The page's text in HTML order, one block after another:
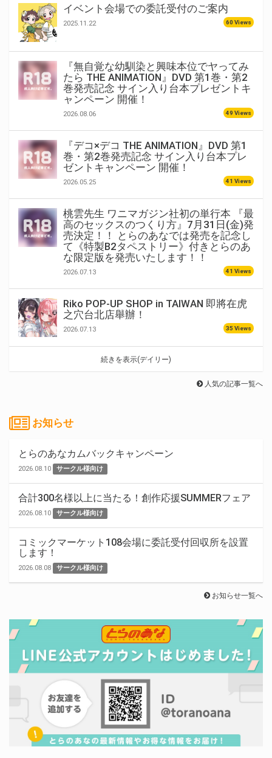
イベント会場での委託受付のご案内
2025.11.22 60 Views
『無自覚な幼馴染と興味本位でヤってみ
たら THE ANIMATION』DVD 第1巻・第2
巻発売記念 サイン入り台本プレゼントキ
ャンペーン 開催！
2026.08.06 49 Views
『デコ×デコ THE ANIMATION』DVD 第1
巻・第2巻発売記念 サイン入り台本プレ
ゼントキャンペーン 開催！
2026.05.25 41 Views
桃雲先生 ワニマガジン社初の単行本 『最
高のセックスのつくり方』7月31日(金)発
売決定！！ とらのあなでは発売を記念し
て《特製B2タペストリー》付きとらのあ
な限定版を発売いたします！！
2026.07.13 41 Views
Riko POP-UP SHOP in TAIWAN 即將在虎
之穴台北店舉辦！
2026.07.13 35 Views
続きを表示(デイリー)
人気の記事一覧へ
お知らせ
とらのあなカムバックキャンペーン
2026.08.10 サークル様向け
合計300名様以上に当たる！創作応援SUMMERフェア
2026.08.10 サークル様向け
コミックマーケット108会場に委託受付回収所を設置
します！
2026.08.08 サークル様向け
お知らせ一覧へ